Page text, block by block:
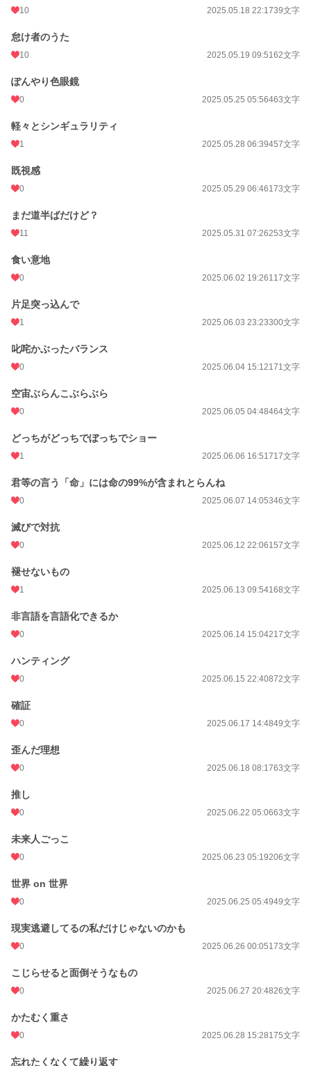
10 2025.05.18 22:1739文字
怠け者のうた
10 2025.05.19 09:5162文字
ぽんやり色眼鏡
0 2025.05.25 05:56463文字
軽々とシンギュラリティ
1 2025.05.28 06:39457文字
既視感
0 2025.05.29 06:46173文字
まだ道半ばだけど？
11 2025.05.31 07:26253文字
食い意地
0 2025.06.02 19:26117文字
片足突っ込んで
1 2025.06.03 23:23300文字
叱咤かぶったバランス
0 2025.06.04 15:12171文字
空宙ぶらんこぶらぶら
0 2025.06.05 04:48464文字
どっちがどっちでぼっちでショー
1 2025.06.06 16:51717文字
君等の言う「命」には命の99%が含まれとらんね
0 2025.06.07 14:05346文字
滅びで対抗
0 2025.06.12 22:06157文字
褪せないもの
1 2025.06.13 09:54168文字
非言語を言語化できるか
0 2025.06.14 15:04217文字
ハンティング
0 2025.06.15 22:40872文字
確証
0 2025.06.17 14:4849文字
歪んだ理想
0 2025.06.18 08:1763文字
推し
0 2025.06.22 05:0663文字
未来人ごっこ
0 2025.06.23 05:19206文字
世界 on 世界
0 2025.06.25 05:4949文字
現実逃避してるの私だけじゃないのかも
0 2025.06.26 00:05173文字
こじらせると面倒そうなもの
0 2025.06.27 20:4826文字
かたむく重さ
0 2025.06.28 15:28175文字
忘れたくなくて繰り返す